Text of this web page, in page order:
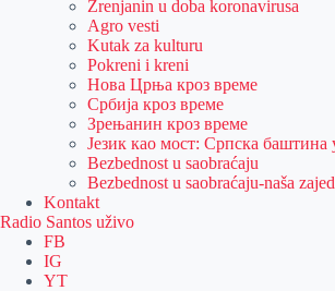
Zrenjanin u doba koronavirusa
Agro vesti
Kutak za kulturu
Pokreni i kreni
Нова Црња кроз време
Србија кроз време
Зрењанин кроз време
Језик као мост: Српска
Bezbednost u saobraćaju
Bezbednost u saobraćaju-naša
Kontakt
Radio Santos uživo
FB
IG
YT